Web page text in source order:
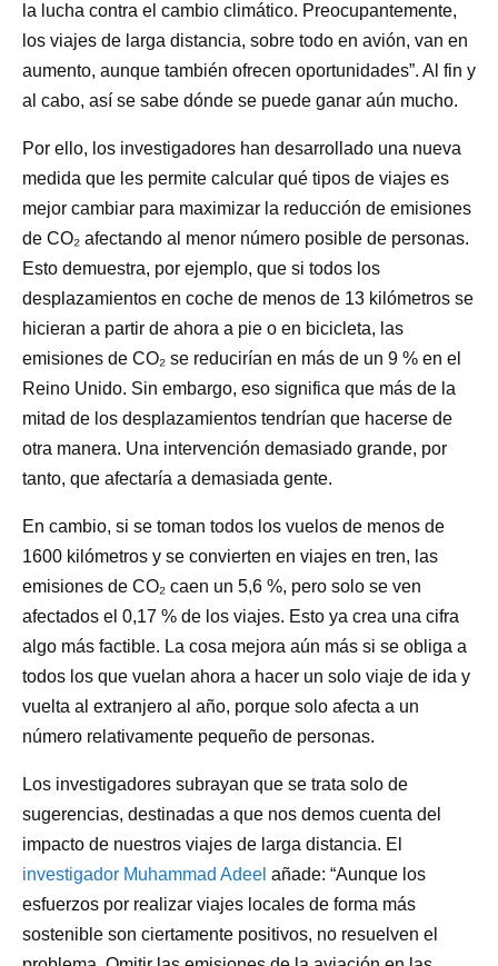
la lucha contra el cambio climático. Preocupantemente,
los viajes de larga distancia, sobre todo en avión, van en
aumento, aunque también ofrecen oportunidades”. Al fin y
al cabo, así se sabe dónde se puede ganar aún mucho.
Por ello, los investigadores han desarrollado una nueva
medida que les permite calcular qué tipos de viajes es
mejor cambiar para maximizar la reducción de emisiones
de CO₂ afectando al menor número posible de personas.
Esto demuestra, por ejemplo, que si todos los
desplazamientos en coche de menos de 13 kilómetros se
hicieran a partir de ahora a pie o en bicicleta, las
emisiones de CO₂ se reducirían en más de un 9 % en el
Reino Unido. Sin embargo, eso significa que más de la
mitad de los desplazamientos tendrían que hacerse de
otra manera. Una intervención demasiado grande, por
tanto, que afectaría a demasiada gente.
En cambio, si se toman todos los vuelos de menos de
1600 kilómetros y se convierten en viajes en tren, las
emisiones de CO₂ caen un 5,6 %, pero solo se ven
afectados el 0,17 % de los viajes. Esto ya crea una cifra
algo más factible. La cosa mejora aún más si se obliga a
todos los que vuelan ahora a hacer un solo viaje de ida y
vuelta al extranjero al año, porque solo afecta a un
número relativamente pequeño de personas.
Los investigadores subrayan que se trata solo de
sugerencias, destinadas a que nos demos cuenta del
impacto de nuestros viajes de larga distancia. El
investigador Muhammad Adeel añade: “Aunque los
esfuerzos por realizar viajes locales de forma más
sostenible son ciertamente positivos, no resuelven el